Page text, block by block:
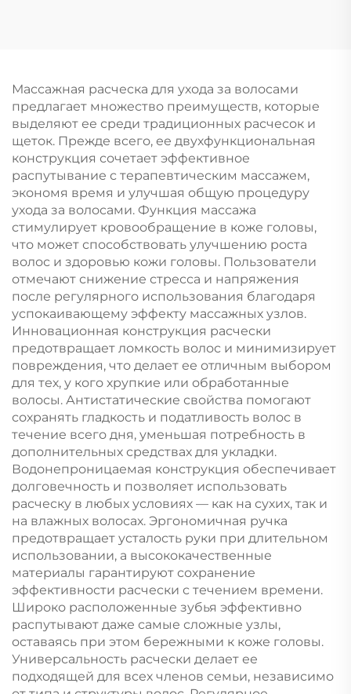
Пластиковая ручка
складная щетка для
волос
воздушной подушкой
для ежедневного
использования
Массажная расческа для ухода за волосами
предлагает множество преимуществ, которые
выделяют ее среди традиционных расчесок и
щеток. Прежде всего, ее двухфункциональная
конструкция сочетает эффективное
распутывание с терапевтическим массажем,
экономя время и улучшая общую процедуру
ухода за волосами. Функция массажа
стимулирует кровообращение в коже головы,
что может способствовать улучшению роста
волос и здоровью кожи головы. Пользователи
отмечают снижение стресса и напряжения
после регулярного использования благодаря
успокаивающему эффекту массажных узлов.
Инновационная конструкция расчески
предотвращает ломкость волос и минимизирует
повреждения, что делает ее отличным выбором
для тех, у кого хрупкие или обработанные
волосы. Антистатические свойства помогают
сохранять гладкость и податливость волос в
течение всего дня, уменьшая потребность в
дополнительных средствах для укладки.
Водонепроницаемая конструкция обеспечивает
долговечность и позволяет использовать
расческу в любых условиях — как на сухих, так и
на влажных волосах. Эргономичная ручка
предотвращает усталость руки при длительном
использовании, а высококачественные
материалы гарантируют сохранение
эффективности расчески с течением времени.
Широко расположенные зубья эффективно
распутывают даже самые сложные узлы,
оставаясь при этом бережными к коже головы.
Универсальность расчески делает ее
подходящей для всех членов семьи, независимо